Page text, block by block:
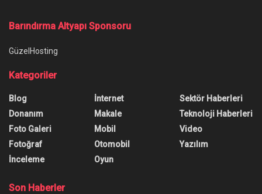
Barındırma Altyapı Sponsoru
GüzelHosting
Kategoriler
Blog
Donanım
Foto Galeri
Fotoğraf
İnceleme
İnternet
Makale
Mobil
Otomobil
Oyun
Sektör Haberleri
Teknoloji Haberleri
Video
Yazılım
Son Haberler